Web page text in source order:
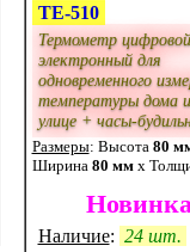
ТЕ-510
Термометр цифровой
электронный для
одновременного
температуры дома
улице + часы-
Размеры: Высота 80
Ширина 80 ммx
Наличие: 24 шт.